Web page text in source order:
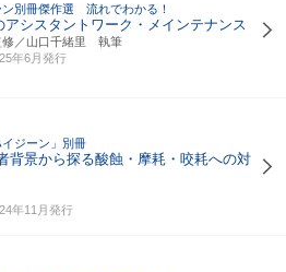
別冊傑作選 流れでわかる！
アシスタントワーク・メインテナンス
／山口千緒里 執筆
年6月発行
ジーン」別冊
背景から探る酸蝕・摩耗・咬耗への対
年11月発行